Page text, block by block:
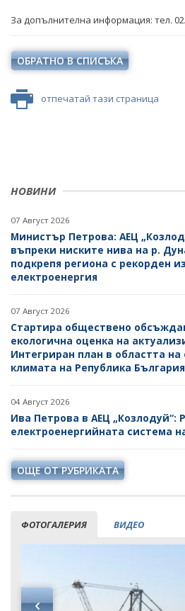
НОВИНИ
07 Август 2026
Министър Петрова: АЕЦ
въпреки ниските нива на р.
подкрепя региона с рекорден
електроенергия
07 Август 2026
Стартира обществено
екологична оценка на
Интегриран план в областта на
климата на Република България
04 Август 2026
Ива Петрова в АЕЦ „Козлодуй“:
електроенергийната система
ОЩЕ ОТ РУБРИКАТА
ФОТОГАЛЕРИЯ ВИДЕО
За допълнителна информация: тел.
ОБРАТНО В СПИСЪКА
отпечатай тази страница